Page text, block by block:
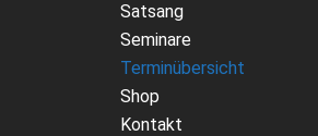
Satsang
Seminare
Terminübersicht
Shop
Kontakt